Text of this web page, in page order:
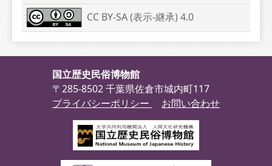
CC BY-SA (表示-継承) 4.0
国立歴史民俗博物館
〒285-8502 千葉県佐倉市城内町117
プライバシーポリシー
お問い合わせ